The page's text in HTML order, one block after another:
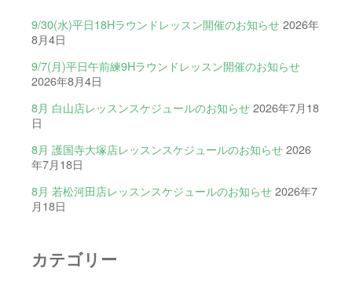
9/30(水)平日18Hラウンドレッスン開催のお知らせ 2026年
8月4日
9/7(月)平日午前練9Hラウンドレッスン開催のお知らせ
2026年8月4日
8月 白山店レッスンスケジュールのお知らせ 2026年7月18
日
8月 護国寺大塚店レッスンスケジュールのお知らせ 2026
年7月18日
8月 若松河田店レッスンスケジュールのお知らせ 2026年7
月18日
カテゴリー